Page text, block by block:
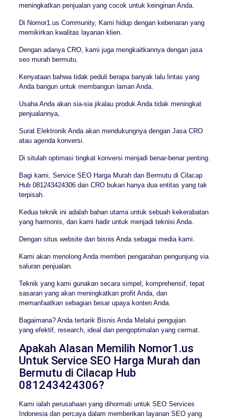
meningkatkan penjualan yang cocok untuk keinginan Anda.
Di Nomor1.us Community, Kami hidup dengan kebenaran yang
memikirkan kwalitas layanan klien.
Dengan adanya CRO, kami juga mengkaitkannya dengan jasa
seo murah bermutu.
Kenyataan bahwa tidak peduli berapa banyak lalu lintas yang
Anda bangun untuk membangun laman Anda.
Usaha Anda akan sia-sia jikalau produk Anda tidak meningkat
penjualannya,
Surat Elektronik Anda akan mendukungnya dengan Jasa CRO
atau agenda konversi.
Di situlah optimasi tingkat konversi menjadi benar-benar penting.
Bagi kami, Service SEO Harga Murah dan Bermutu di Cilacap
Hub 081243424306 dan CRO bukan hanya dua entitas yang tak
terpisah.
Kedua teknik ini adalah bahan utama untuk sebuah kekerabatan
yang harmonis, dan kami hadir untuk menjadi teknisi Anda.
Dengan situs website dan bisnis Anda sebagai media kami.
Kami akan menolong Anda memberi pengarahan pengunjung via
saluran penjualan.
Teknik yang kami gunakan secara simpel, komprehensif, tepat
sasaran yang akan meningkatkan profit Anda, dan
memanfaatkan sebagian besar upaya konten Anda.
Bagaimana? Anda tertarik Bisnis Anda Melalui pengujian
yang efektif, research, ideal dan pengoptimalan yang cermat.
Apakah Alasan Memilih Nomor1.us
Untuk Service SEO Harga Murah dan
Bermutu di Cilacap Hub
081243424306?
Kami ialah perusahaan yang dihormati untuk SEO Services
Indonesia dan percaya dalam memberikan layanan SEO yang